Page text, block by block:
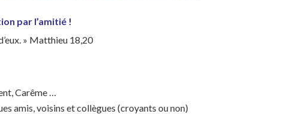
par l’amitié !
» Matthieu 18,20
Carême …
amis, voisins et collègues (croyants ou non)